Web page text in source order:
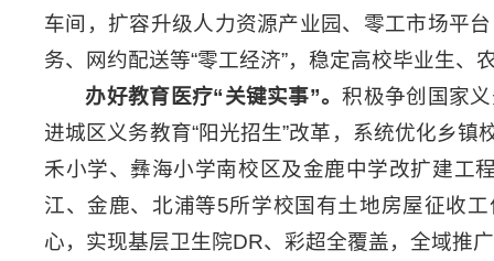
车间，扩容升级人力资源产业园、零工市场平
务、网约配送等“零工经济”，稳定高校毕业生
办好教育医疗“关键实事”。积极争创国家
进城区义务教育“阳光招生”改革，系统优化乡
禾小学、彝海小学南校区及金鹿中学改扩建工
江、金鹿、北浦等5所学校国有土地房屋征收
心，实现基层卫生院DR、彩超全覆盖，全域推